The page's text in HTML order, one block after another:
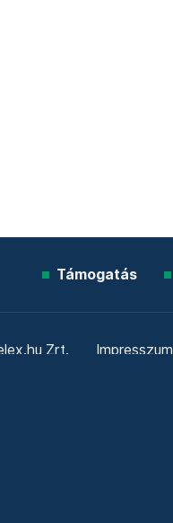
Támogatás
Zrt. Impresszum